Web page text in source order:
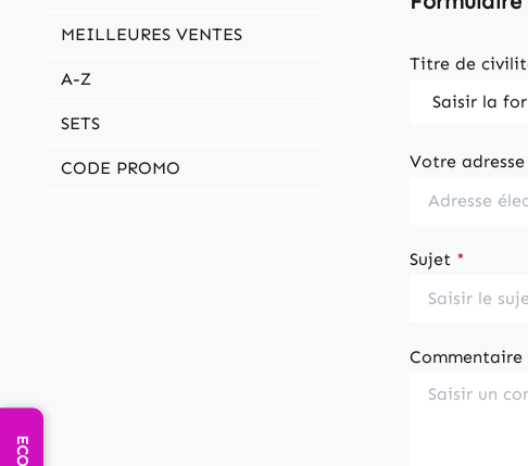
MEILLEURES VENTES
A-Z
SETS
CODE PROMO
Titre de
Votre
Sujet *
Commentaire